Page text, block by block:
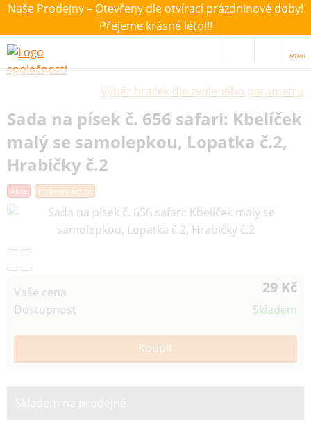
Naše Prodejny – Otevřeny dle otvírací prázdninové doby!
Přejeme krásné léto!!!
MENU
Výběr hraček dle zvoleného parametru
Sada na písek č. 656 safari: Kbelíček
malý se samolepkou, Lopatka č.2,
Hrabičky č.2
Akce Poslední šance
Vaše cena 29 Kč
Dostupnost Skladem